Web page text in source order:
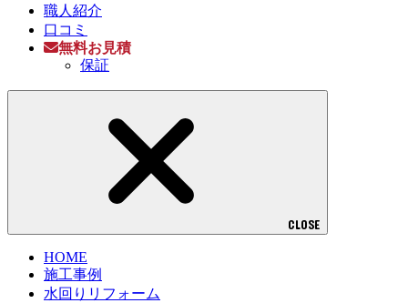
職人紹介
口コミ
無料お見積
保証
CLOSE
HOME
施工事例
水回りリフォーム